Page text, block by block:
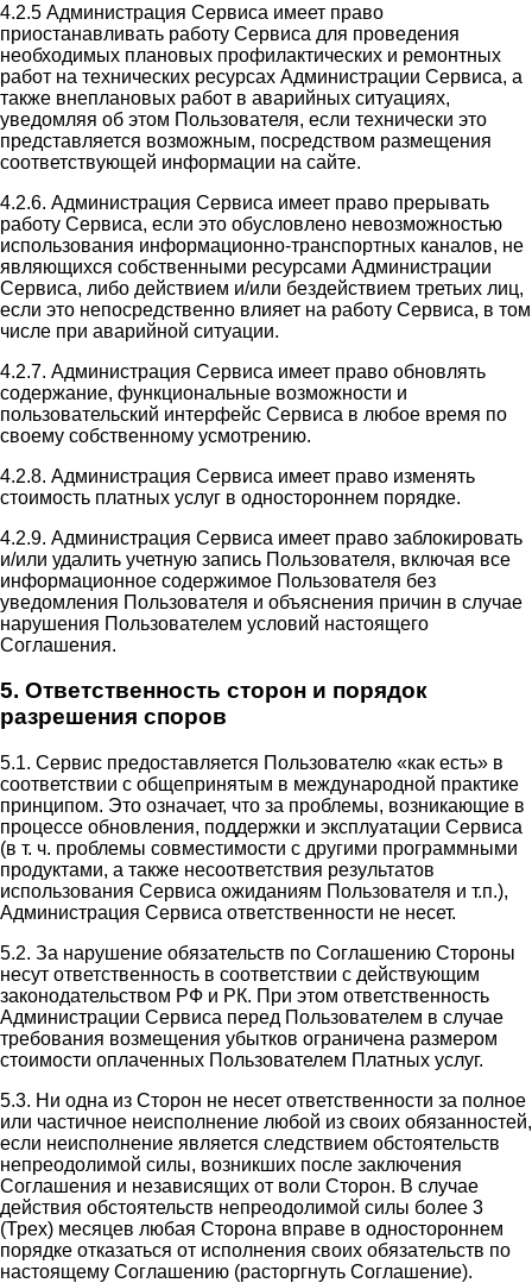
4.2.5 Администрация Сервиса имеет право
приостанавливать работу Сервиса для проведения
необходимых плановых профилактических и ремонтных
работ на технических ресурсах Администрации Сервиса, а
также внеплановых работ в аварийных ситуациях,
уведомляя об этом Пользователя, если технически это
представляется возможным, посредством размещения
соответствующей информации на сайте.
4.2.6. Администрация Сервиса имеет право прерывать
работу Сервиса, если это обусловлено невозможностью
использования информационно-транспортных каналов, не
являющихся собственными ресурсами Администрации
Сервиса, либо действием и/или бездействием третьих лиц,
если это непосредственно влияет на работу Сервиса, в том
числе при аварийной ситуации.
4.2.7. Администрация Сервиса имеет право обновлять
содержание, функциональные возможности и
пользовательский интерфейс Сервиса в любое время по
своему собственному усмотрению.
4.2.8. Администрация Сервиса имеет право изменять
стоимость платных услуг в одностороннем порядке.
4.2.9. Администрация Сервиса имеет право заблокировать
и/или удалить учетную запись Пользователя, включая все
информационное содержимое Пользователя без
уведомления Пользователя и объяснения причин в случае
нарушения Пользователем условий настоящего
Соглашения.
5. Ответственность сторон и порядок
разрешения споров
5.1. Сервис предоставляется Пользователю «как есть» в
соответствии с общепринятым в международной практике
принципом. Это означает, что за проблемы, возникающие в
процессе обновления, поддержки и эксплуатации Сервиса
(в т. ч. проблемы совместимости с другими программными
продуктами, а также несоответствия результатов
использования Сервиса ожиданиям Пользователя и т.п.),
Администрация Сервиса ответственности не несет.
5.2. За нарушение обязательств по Соглашению Стороны
несут ответственность в соответствии с действующим
законодательством РФ и РК. При этом ответственность
Администрации Сервиса перед Пользователем в случае
требования возмещения убытков ограничена размером
стоимости оплаченных Пользователем Платных услуг.
5.3. Ни одна из Сторон не несет ответственности за полное
или частичное неисполнение любой из своих обязанностей,
если неисполнение является следствием обстоятельств
непреодолимой силы, возникших после заключения
Соглашения и независящих от воли Сторон. В случае
действия обстоятельств непреодолимой силы более 3
(Трех) месяцев любая Сторона вправе в одностороннем
порядке отказаться от исполнения своих обязательств по
настоящему Соглашению (расторгнуть Соглашение).